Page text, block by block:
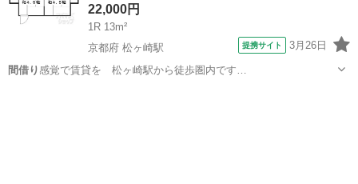
22,000円
1R 13m²
京都府 松ヶ崎駅
提携サイト 3月26日
間借り 感覚で賃貸を 松ヶ崎駅から徒歩圏内です…